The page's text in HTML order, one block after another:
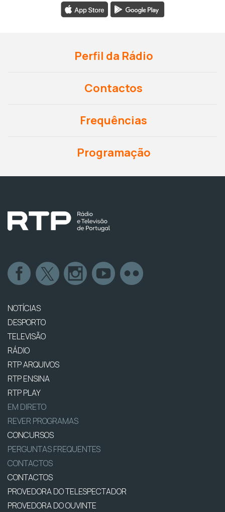
Perfil da Rádio
Contactos
Frequências
Programação
NOTÍCIAS
DESPORTO
TELEVISÃO
RÁDIO
RTP ARQUIVOS
RTP ENSINA
RTP PLAY
EM DIRETO
REVER PROGRAMAS
CONCURSOS
PERGUNTAS FREQUENTES
CONTACTOS
CONTACTOS
PROVEDORA DO TELESPECTADOR
PROVEDORA DO OUVINTE